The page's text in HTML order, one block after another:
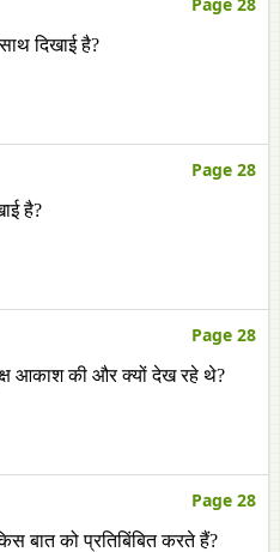
दिखाई है?
Page 28
है?
Page 28
आकाश की और क्यों देख रहे थे?
Page 28
बात को प्रतिबिंबित करते हैं?